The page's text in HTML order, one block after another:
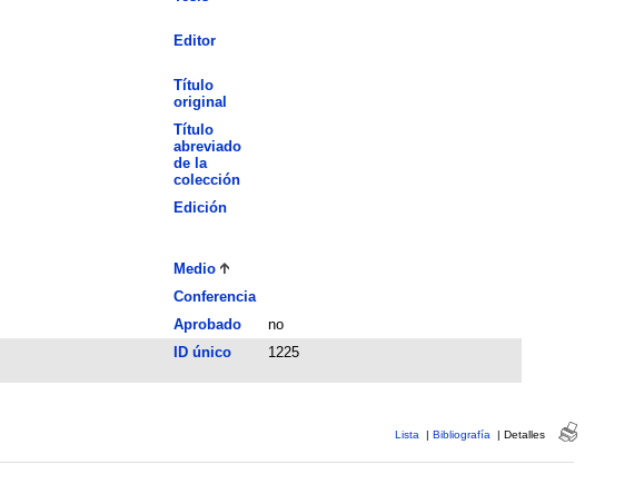
Editor
Título
original
Título
abreviado
de la
colección
Edición
Medio
Conferencia
Aprobado
no
ID único 1225
Lista | Bibliografía | Detalles